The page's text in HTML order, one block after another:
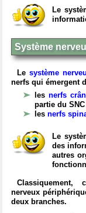
Le
Système
Le système
nerfs qui émergent
les nerfs
partie du
les nerfs
Le
des
autres
Classiquement,
nerveux
deux branches.